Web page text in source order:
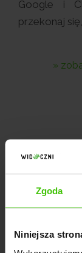
Zgoda
Niniejsza
Google i
przekonaj
»